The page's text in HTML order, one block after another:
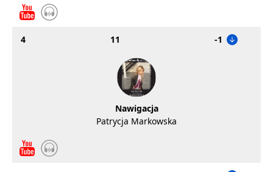
4 11 -1
Nawigacja
Patrycja Markowska